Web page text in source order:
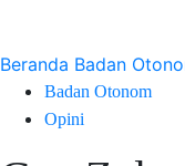
Beranda Badan
Badan Otonom
Opini